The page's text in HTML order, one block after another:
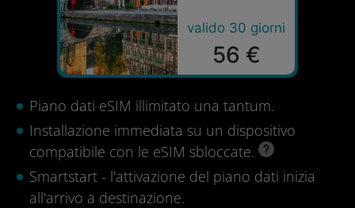
valido 30 giorni
56 €
Piano dati eSIM illimitato una tantum.
Installazione immediata su un dispositivo
compatibile con le eSIM sbloccate.
Smartstart - l'attivazione del piano dati inizia
all'arrivo a destinazione.